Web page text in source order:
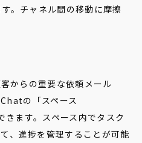
。チャネル間の移動に摩擦
からの重要な依頼メール
の「スペース
きます。スペース内でタスク
、進捗を管理することが可能